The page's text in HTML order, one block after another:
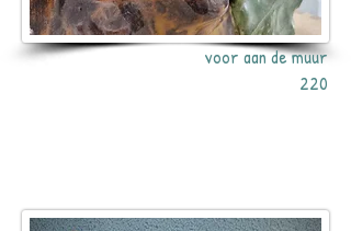
voor aan de muur
220